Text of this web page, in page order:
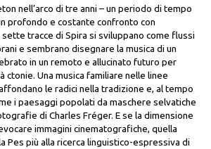
nell’arco di tre anni – un periodo di tempo
profondo e costante confronto con
sette tracce di Spira si sviluppano come flussi
e sembrano disegnare la musica di un
in un remoto e allucinato futuro per
ctonie. Una musica familiare nelle linee
le radici nella tradizione e, al tempo
i paesaggi popolati da maschere selvatiche
di Charles Fréger. E se la dimensione
immagini cinematografiche, quella
Pes più alla ricerca linguistico-espressiva di